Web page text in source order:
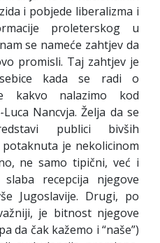
i pobjede liberalizma i
proleterskog u
se nameće zahtjev da
promisli. Taj zahtjev je
kada se radi o
kakvo nalazimo kod
Nancvja. Želja da se
publici bivših
je nekolicinom
ne samo tipični, već i
recepcija njegove
Jugoslavije. Drugi, po
je bitnost njegove
da čak kažemo i “naše”)